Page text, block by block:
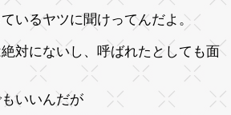
いるヤツに聞けってんだよ。
対にないし、呼ばれたとしても面
いいんだが